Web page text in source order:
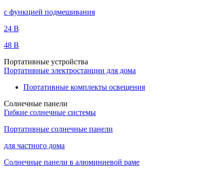
с функцией подмешивания
24 B
48 B
Портативные устройства
Портативные электростанции для дома
Портативные комплекты освещения
Солнечные панели
Гибкие солнечные системы
Портативные солнечные панели
для частного дома
Солнечные панели в алюминиевой раме